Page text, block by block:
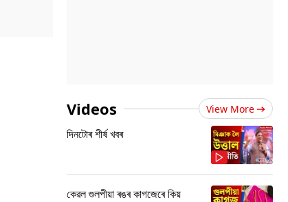
Videos View More
দিনটোৰ শীৰ্ষ খবৰ
কেৱল গুলপীয়া ৰঙৰ কাগজেৰে কিয়